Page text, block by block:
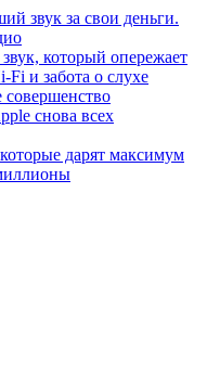
звук за свои деньги.
который опережает
и забота о слухе
снова всех
дарят максимум